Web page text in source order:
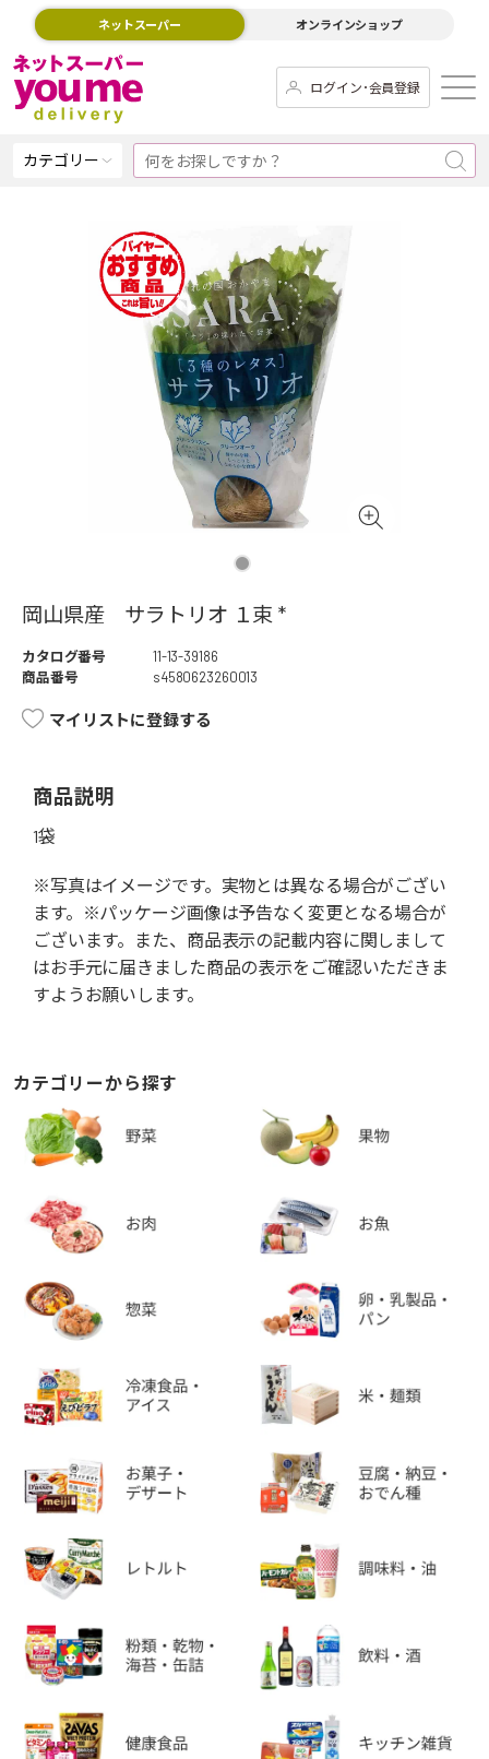
ネットスーパー オンラインショップ
ログイン･会員登録
カテゴリー
岡山県産 サラトリオ １束 *
カタログ番号
11-13-39186
商品番号
s4580623260013
マイリストに登録する
商品説明
1袋
※写真はイメージです。実物とは異なる場合がござい
ます。※パッケージ画像は予告なく変更となる場合が
ございます。また、商品表示の記載内容に関しまして
はお手元に届きました商品の表示をご確認いただきま
すようお願いします。
カテゴリーから探す